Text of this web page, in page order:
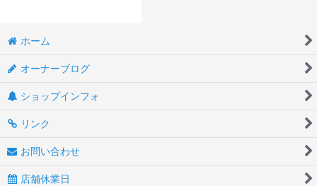
ホーム
オーナーブログ
ショップインフォ
リンク
お問い合わせ
店舗休業日